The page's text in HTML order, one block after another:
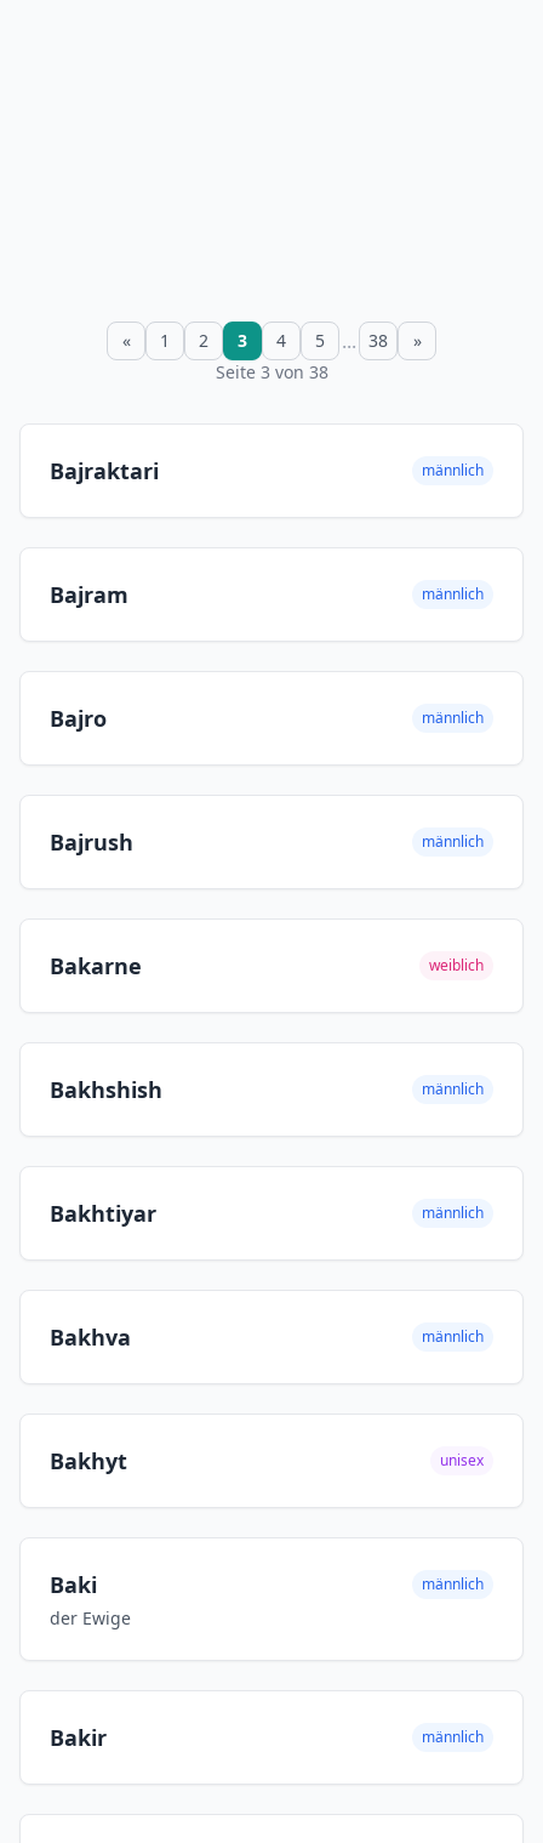
« 1 2 3 4 5 ... 38
»
Seite 3 von 38
Bajraktari männlich
Bajram männlich
Bajro männlich
Bajrush männlich
Bakarne weiblich
Bakhshish männlich
Bakhtiyar männlich
Bakhva männlich
Bakhyt unisex
Baki männlich
der Ewige
Bakir männlich